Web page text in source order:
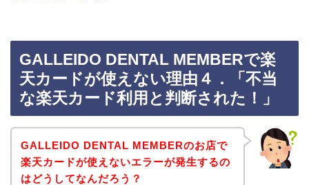
GALLEIDO DENTAL MEMBERで楽
天カードが使えない理由４．「不当
な楽天カード利用と判断された！」
GALLEIDO DENTAL MEMBERのお店で
楽天カードが使えないエラーが発生するの
はどうしてなんだろう？